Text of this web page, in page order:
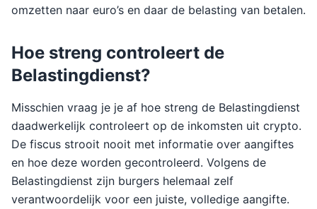
omzetten naar euro’s en daar de belasting van betalen.
Hoe streng controleert de
Belastingdienst?
Misschien vraag je je af hoe streng de Belastingdienst
daadwerkelijk controleert op de inkomsten uit crypto.
De fiscus strooit nooit met informatie over aangiftes
en hoe deze worden gecontroleerd. Volgens de
Belastingdienst zijn burgers helemaal zelf
verantwoordelijk voor een juiste, volledige aangifte.